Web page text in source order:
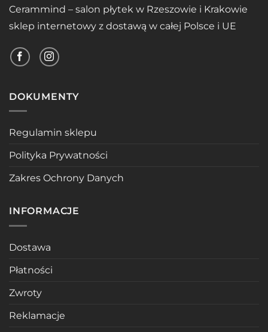
Cerammind – salon płytek w Rzeszowie i Krakowie
sklep internetowy z dostawą w całej Polsce i UE
DOKUMENTY
Regulamin sklepu
Polityka Prywatności
Zakres Ochrony Danych
INFORMACJE
Dostawa
Płatności
Zwroty
Reklamacje